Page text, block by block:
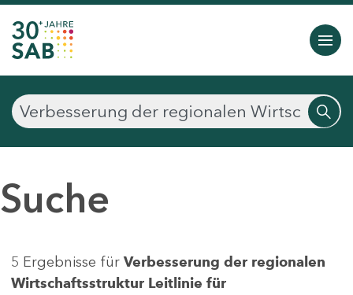
Suche
5 Ergebnisse für Verbesserung der regionalen
Wirtschaftsstruktur Leitlinie für